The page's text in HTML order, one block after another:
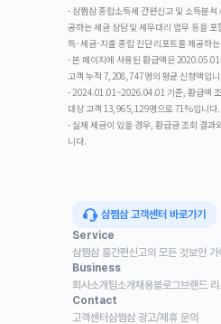
- 삼쩜삼 종합소득세 간편신고 및 소득분석
공하는 세금 상담 및 세무대리 업무 등을
득·세금·지출 종합 진단 리포트를 제공하
- 본 페이지에 사용된 환급액은
고객 누적 7,208,747명의 평균 신청액입
- 2024.01.01~2026.04.01 기준, 환급액
대상 고객 13,965,129명으로 71%입니다.
- 실제 세금이 있을 경우, 환급금 조회 결과
니다.